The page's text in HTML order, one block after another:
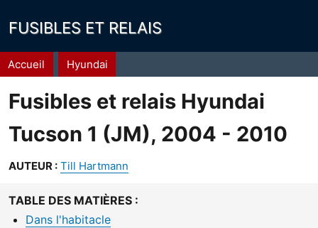
FUSIBLES ET RELAIS
Fil
d'Ariane
Accueil Hyundai
Fusibles et relais Hyundai
Tucson 1 (JM), 2004 - 2010
AUTEUR : Till Hartmann
TABLE DES MATIÈRES :
Dans l'habitacle